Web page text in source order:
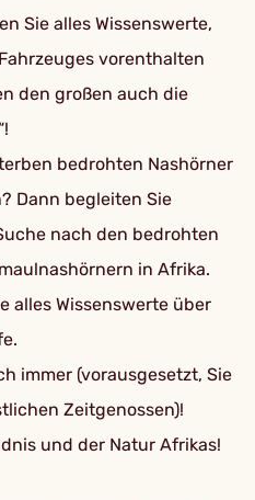
Sie alles Wissenswerte,
vorenthalten
den großen auch die
bedrohten Nashörner
Dann begleiten Sie
nach den bedrohten
in Afrika.
alles Wissenswerte über
immer (vorausgesetzt, Sie
Zeitgenossen)!
und der Natur Afrikas!